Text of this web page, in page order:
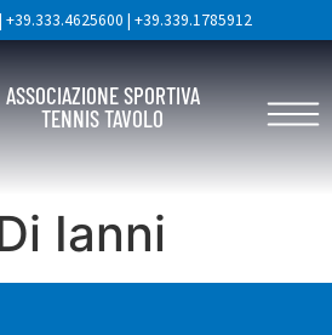
| +39.333.4625600 | +39.339.1785912
ASSOCIAZIONE SPORTIVA
TENNIS TAVOLO
Ianni